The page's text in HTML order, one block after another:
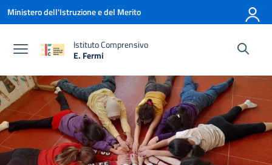
Vai ai contenuti
Vai al menu di navigazione
Vai al footer
Ministero dell'Istruzione e del Merito
Istituto Comprensivo
E. Fermi